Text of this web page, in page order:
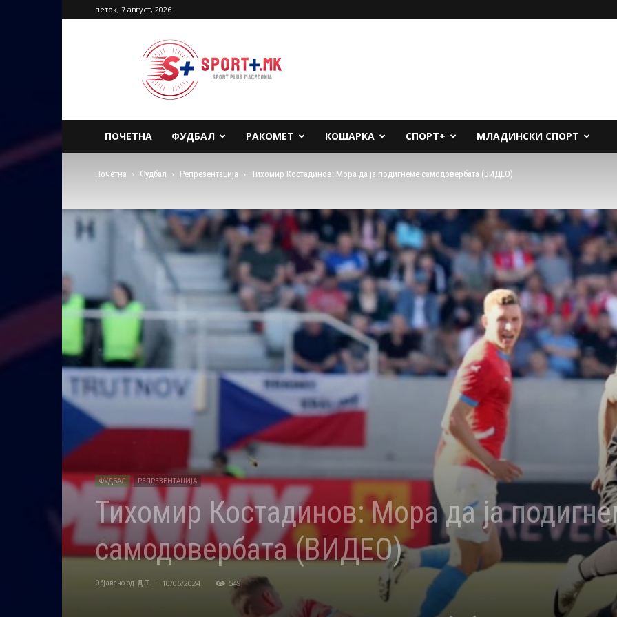
петок, 7 август, 2026
Sport
Plus
Macedonia
ПОЧЕТНА ФУДБАЛ РАКОМЕТ КОШАРКА СПОРТ+ МЛАДИНСКИ СПОРТ
Почетна Фудбал Репрезентација Тихомир Костадинов: Мора да ја подигнеме самодовербата (ВИДЕО)
ФУДБАЛ РЕПРЕЗЕНТАЦИЈА
Тихомир Костадинов: Мора да ја
самодовербата (ВИДЕО)
Објавено од Д.Т. - 10/06/2024 549